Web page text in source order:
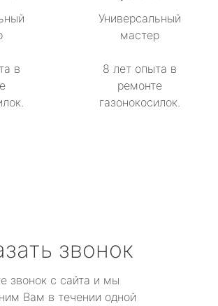
в
Универсальный
мастер
8 лет опыта в
ремонте
газонокосилок.
звонок
звонок с сайта и мы
Вам в течении одной